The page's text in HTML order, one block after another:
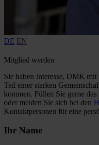
DE EN
Mitglied werden
Sie haben Interesse, DMK
Teil einer starken
kommen. Füllen Sie gerne
oder melden Sie sich bei den
Kontaktpersonen für eine
Ihr Name